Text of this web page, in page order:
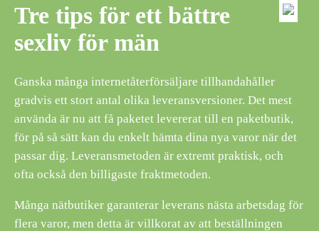
Tre tips för ett bättre
sexliv för män
Ganska många internetåterförsäljare tillhandahåller
gradvis ett stort antal olika leveransversioner. Det mest
använda är nu att få paketet levererat till en paketbutik,
för på så sätt kan du enkelt hämta dina nya varor när det
passar dig. Leveransmetoden är extremt praktisk, och
ofta också den billigaste fraktmetoden.
Många nätbutiker garanterar leverans nästa arbetsdag för
flera varor, men detta är villkorat av att beställningen